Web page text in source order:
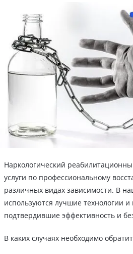
Наркологический
услуги по профессиональному
различных видах зависимости. В
используются лучшие технологии
подтвердившие эффективность и
В каких случаях необходимо